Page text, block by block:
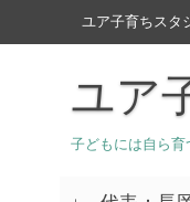
ユア子育ちスタ
ユア
子どもには自ら育